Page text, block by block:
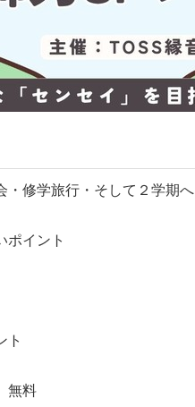
・修学旅行・そして２学期へ
ポイント
ト
無料